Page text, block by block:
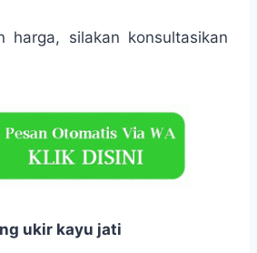
harga, silakan konsultasikan
ukir kayu jati